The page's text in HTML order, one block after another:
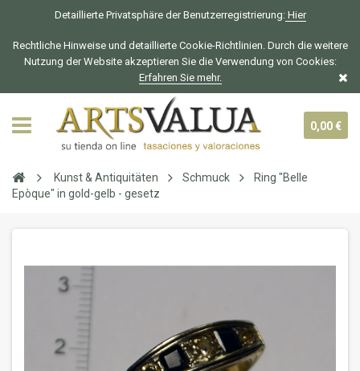
Detaillierte Privatsphäre der Benutzerregistrierung:Hier
Rechtliche Hinweise und detaillierte Cookie-Richtlinien. Durch die weitere
Nutzung der Website akzeptieren Sie die Verwendung von Cookies:
Erfahren Sie mehr.
0,00 €
Kunst & Antiquitäten Schmuck
Ring "Belle
Epòque" in gold-gelb - gesetz